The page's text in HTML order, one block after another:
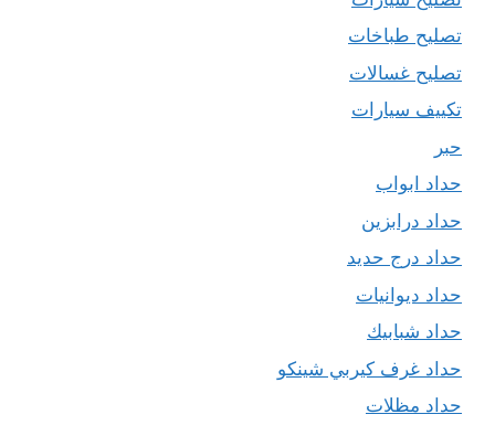
تصليح طباخات
تصليح غسالات
تكييف سيارات
حبر
حداد ابواب
حداد درابزين
حداد درج حديد
حداد ديوانيات
حداد شبابيك
حداد غرف كيربي شينكو
حداد مظلات